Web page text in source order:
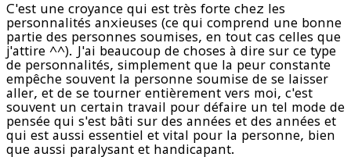
C'est une croyance qui est très forte chez les
personnalités anxieuses (ce qui comprend une bonne
partie des personnes soumises, en tout cas celles que
j'attire ^^). J'ai beaucoup de choses à dire sur ce type
de personnalités, simplement que la peur constante
empêche souvent la personne soumise de se laisser
aller, et de se tourner entièrement vers moi, c'est
souvent un certain travail pour défaire un tel mode de
pensée qui s'est bâti sur des années et des années et
qui est aussi essentiel et vital pour la personne, bien
que aussi paralysant et handicapant.